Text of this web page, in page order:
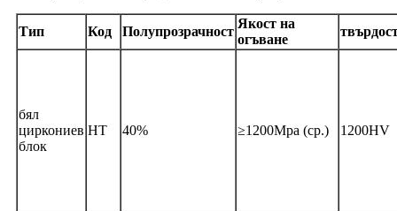
Тип Код Полупрозрачност
Якост на
огъване
бял
циркониев
блок
HT 40% ≥1200Mpa (ср.) 1200HV